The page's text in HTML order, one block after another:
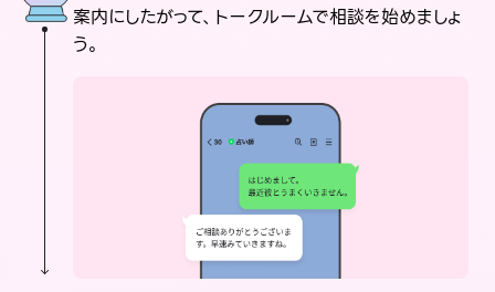
案内にしたがって、トークルームで相談を始めましょ
う。